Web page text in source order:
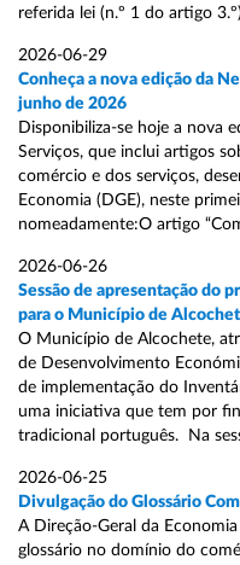
referida lei (n.º 1 do artigo
2026-06-29
Conheça a nova edição da
junho de 2026
Disponibiliza-se hoje a nova
Serviços, que inclui artigos
comércio e dos serviços,
Economia (DGE), neste
nomeadamente:O artigo
2026-06-26
Sessão de apresentação do
para o Município de
O Município de Alcochete,
de Desenvolvimento
de implementação do
uma iniciativa que tem por
tradicional português. Na
2026-06-25
Divulgação do Glossário
A Direção-Geral da
glossário no domínio do